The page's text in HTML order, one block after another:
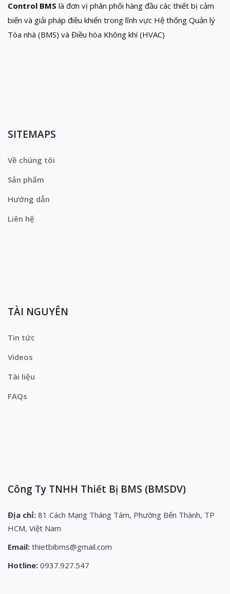
Control BMS là đơn vị phân phối hàng đầu các thiết bị cảm
biến và giải pháp điều khiển trong lĩnh vực Hệ thống Quản lý
Tòa nhà (BMS) và Điều hòa Không khí (HVAC)
SITEMAPS
Về chúng tôi
Sản phẩm
Hướng dẫn
Liên hệ
TÀI NGUYÊN
Tin tức
Videos
Tài liệu
FAQs
Công Ty TNHH Thiết Bị BMS (BMSDV)
Địa chỉ: 81 Cách Mạng Tháng Tám, Phường Bến Thành, TP
HCM, Việt Nam
Email: thietbibms@gmail.com
Hotline: 0937.927.547